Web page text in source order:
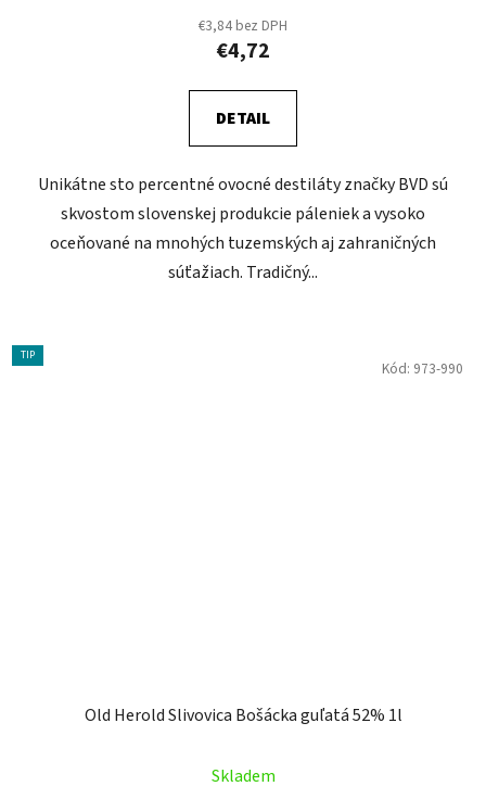
€3,84 bez DPH
€4,72
DETAIL
Unikátne sto percentné ovocné destiláty značky BVD sú
skvostom slovenskej produkcie páleniek a vysoko
oceňované na mnohých tuzemských aj zahraničných
súťažiach. Tradičný...
TIP
Old Herold Slivovica Bošácka guľatá 52% 1l
Skladem
Kód: 973-990